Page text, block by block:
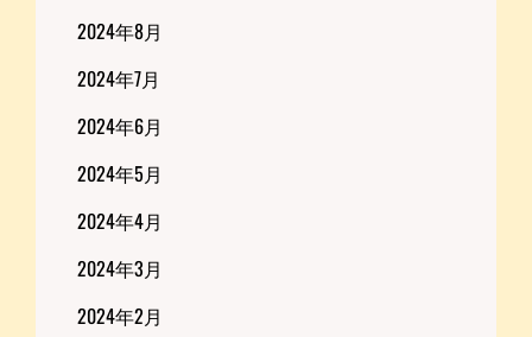
2024年8月
2024年7月
2024年6月
2024年5月
2024年4月
2024年3月
2024年2月